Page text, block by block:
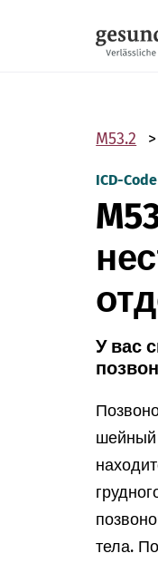
M53.2
ICD-Code
У вас
шейный
тела.